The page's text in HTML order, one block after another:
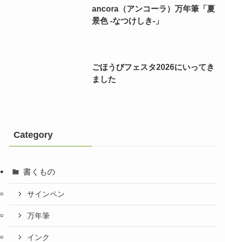
ancora（アンコーラ）万年筆「夏
景色 -なつけしき-」
ごほうびフェスタ2026にいってき
ました
Category
書くもの
サインペン
万年筆
インク